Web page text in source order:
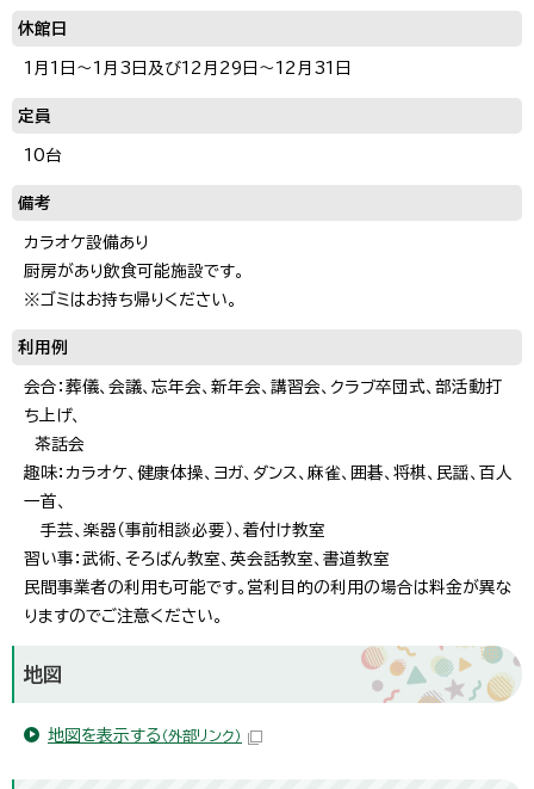
休館日
1月1日～1月3日及び12月29日～12月31日
定員
10台
備考
カラオケ設備あり
厨房があり飲食可能施設です。
※ゴミはお持ち帰りください。
利用例
会合：葬儀、会議、忘年会、新年会、講習会、クラブ卒団式、部活動打
ち上げ、
茶話会
趣味：カラオケ、健康体操、ヨガ、ダンス、麻雀、囲碁、将棋、民謡、百人
一首、
手芸、楽器（事前相談必要）、着付け教室
習い事：武術、そろばん教室、英会話教室、書道教室
民間事業者の利用も可能です。営利目的の利用の場合は料金が異な
りますのでご注意ください。
地図
地図を表示する （外部リンク）